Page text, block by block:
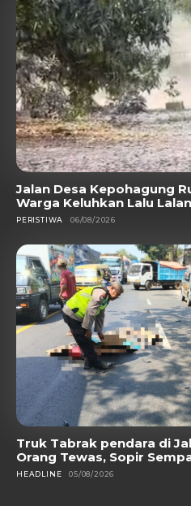
Jalan Desa Kepohagung
Warga Keluhkan Lalu
PERISTIWA 06/08/2026
Truk Tabrak pendara di
Orang Tewas, Sopir
HEADLINE 05/08/2026